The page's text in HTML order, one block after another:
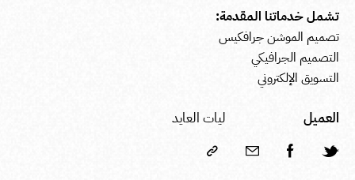
تشمل خدماتنا المقدمة:
تصميم الموشن جرافكيس
التصميم الجرافيكي
التسويق الإلكتروني
العميل ليات العايد